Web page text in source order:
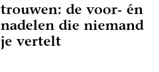
trouwen: de voor- én
nadelen die niemand
je vertelt